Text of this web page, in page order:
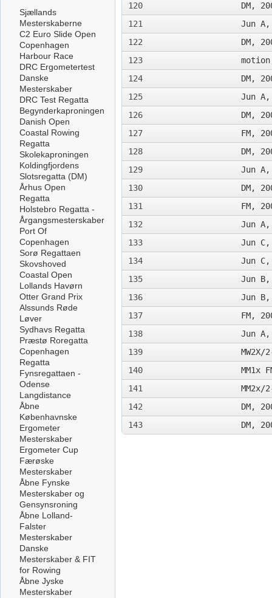
Sjællands
Mesterskaberne
C2 Euro Slide Open
Copenhagen
Harbour Race
DRC Ergometertest
Danske
Mesterskaber
DRC Test Regatta
Begynderkaproningen
Danish Open
Coastal Rowing
Regatta
Skolekaproningen
Koldingfjordens
Slotsregatta (DM)
Århus Open
Regatta
Holstebro Regatta -
Årgangsmesterskaber
Port Of
Copenhagen
Sorø Regattaen
Skovshoved
Coastal Open
Lollands Havørn
Otter Grand Prix
Alssunds Røde
Løver
Sydhavs Regatta
Præstø Roregatta
Copenhagen
Regatta
Fynsregattaen -
Odense
Langdistance
Åbne
Københavnske
Ergometer
Mesterskaber
Ergometer Cup
Færøske
Mesterskaber
Åbne Fynske
Mesterskaber og
Gensynsroning
Åbne Lolland-
Falster
Mesterskaber
Danske
Mesterskaber & FIT
for Rowing
Åbne Jyske
Mesterskaber
120
DM,
121
Jun A,
122
DM,
123
124
DM,
125
Jun A,
126
DM,
127
FM,
128
DM,
129
Jun A,
130
DM,
131
FM,
132
Jun A,
133
Jun C,
134
Jun C,
135
Jun B,
136
Jun B,
137
FM,
138
Jun A,
139
MW2X/
140
MM1x
141
MM2x/
142
DM,
143
DM,